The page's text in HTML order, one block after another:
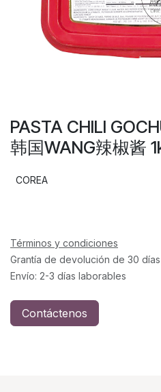
PASTA CHILI
韩国WANG辣椒酱
COREA
Términos y condiciones
Grantía de devolución de 30 días
Envío: 2-3 días laborables
Contáctenos